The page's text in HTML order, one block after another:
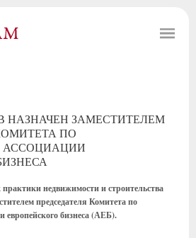
НАЗНАЧЕН ЗАМЕСТИТЕЛЕМ
ПО
недвижимости и строительства
председателя Комитета по
европейского бизнеса (АЕБ).